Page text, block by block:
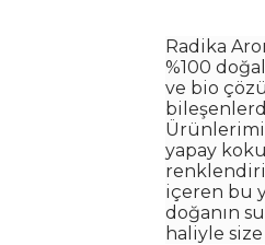
Radika
%100
ve bio
yapay
içeren bu
doğanın
haliyle size